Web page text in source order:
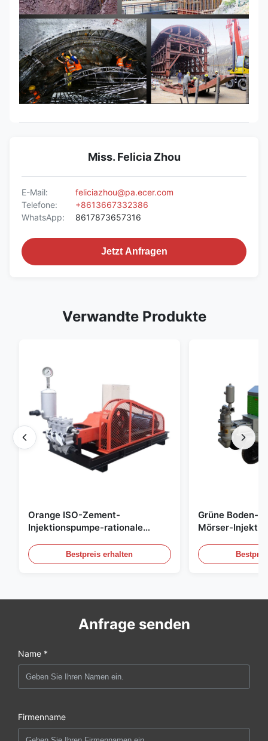
Miss. Felicia Zhou
E-Mail:
feliciazhou@pa.ecer.com
Telefone:
+8613667332386
WhatsApp:
8617873657316
Jetzt Anfragen
Verwandte Produkte
Orange ISO-Zement-
Injektionspumpe-rationale
Bestpreis erhalten
Grüne Boden-
Mörser-
Anfrage senden
Name *
Firmenname